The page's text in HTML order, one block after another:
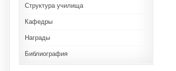
Структура училища
Кафедры
Награды
Библиография